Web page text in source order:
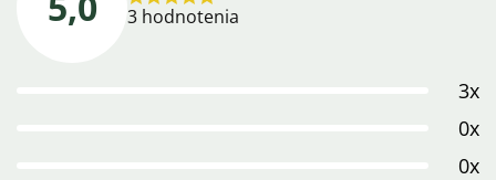
Priemerné
3 hodnotenia
3x
0x
0x